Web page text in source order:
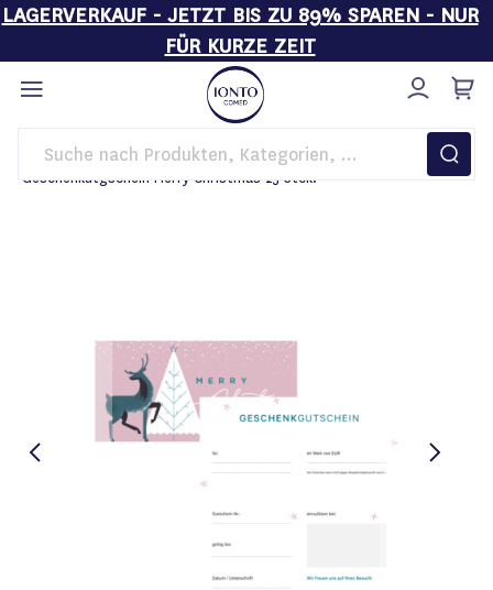
LAGERVERKAUF - JETZT BIS ZU 89% SPAREN - NUR
FÜR KURZE ZEIT
Direkt
zum
Inhalt
Startseite Sale
Weihnachtsartikel IONTO-COMED
Geschenkutgschein Merry Christmas 25 Stck.